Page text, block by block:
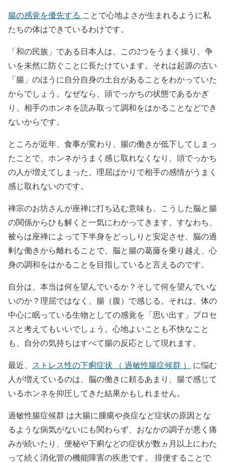
腸の感覚を優先する ことで心地よさが生まれるように私
たちの体はできているわけです。
「和の民族」である日本人は、この2つをうまく操り、争
いを未然に防ぐことに長たけています。それは起源の古い
「腸」のほうに自分自身の土台があることをわかっていた
からでしょう。なぜなら、頭でっかちの状態であるかぎ
り、相手のホンネを読み取って調和をはかることなどでき
ないからです。
ところが近年、食事が変わり、腸の働きが低下してしまっ
たことで、ホンネがうまく感じ取れなくなり、頭でっかち
の人が増えてしまった。理屈ばかりで相手の感情がうまく
感じ取れないのです。
禅宗のお坊さんが座禅に打ち込む意味も、こうした脳と腸
の関係からひも解くと一気にわかってきます。すなわち、
被らは座禅によって下半身をどっしりと安定させ、脳の過
剰な働きから離れることで、脳と腸の葛藤を乗り越え、心
身の調和をはかることを目指していると言えるのです。
自分は、本当は何を望んでいるか？そして何を望んでいな
いのか？理屈ではなく、腸（腹）で感じる。それは、体の
中心に眠っている生物としての感覚を「思い出す」プロセ
スと考えてもいいでしょう。心地よいことも不快なこと
も、自分の気持ちはすべて腸の反応として現れます。
最近、 ストレス性の下痢症状 （ 過敏性腸症候群 ）
に悩む
人が増えているのは、脳の働きに頼るあまり、腸で感じて
いるホンネを抑圧してきた結果かもしれません。
過敏性腸症候群 は大腸に腫瘍や炎症など症状の原因とな
るような病気がないにも関わらず、おなかの調子が悪く痛
みが続いたり、便秘や下痢などの症状が数ヵ月以上にわた
って続く消化管の機能障害の疾患です。 排便することで